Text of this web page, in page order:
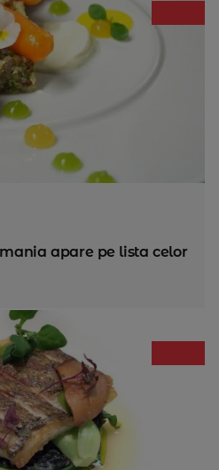
apare pe lista celor